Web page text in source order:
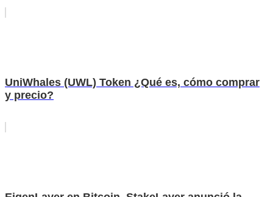
UniWhales (UWL) Token ¿Qué es, cómo comprar
y precio?